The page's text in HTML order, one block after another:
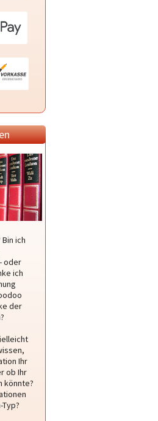
ich
oder
ich
der
Ihr
ob Ihr
könnte?